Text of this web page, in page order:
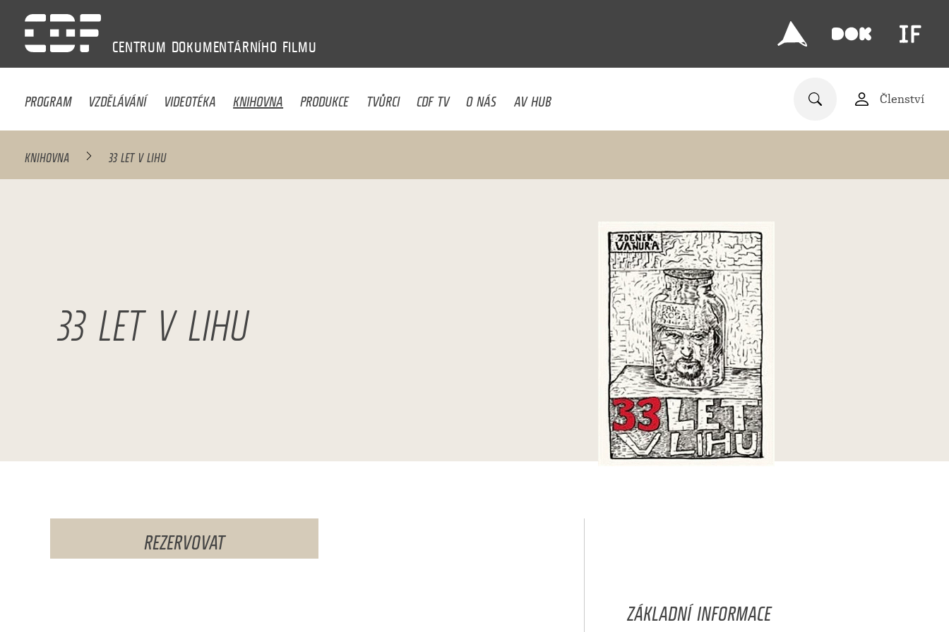
CENTRUM DOKUMENTÁRNÍHO FILMU
PROGRAM VZDĚLÁVÁNÍ VIDEOTÉKA KNIHOVNA PRODUKCE TVŮRCI CDF TV O NÁS AV HUB Členství
KNIHOVNA 33 LET V LIHU
33 LET V LIHU
ZÁKLADNÍ INFORMACE
REZERVOVAT